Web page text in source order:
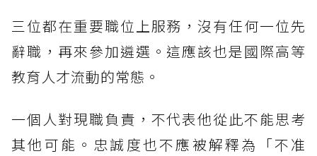
三位都在重要職位上服務，沒有任何一位先
辭職，再來參加遴選。這應該也是國際高等
教育人才流動的常態。
一個人對現職負責，不代表他從此不能思考
其他可能。忠誠度也不應被解釋為「不准